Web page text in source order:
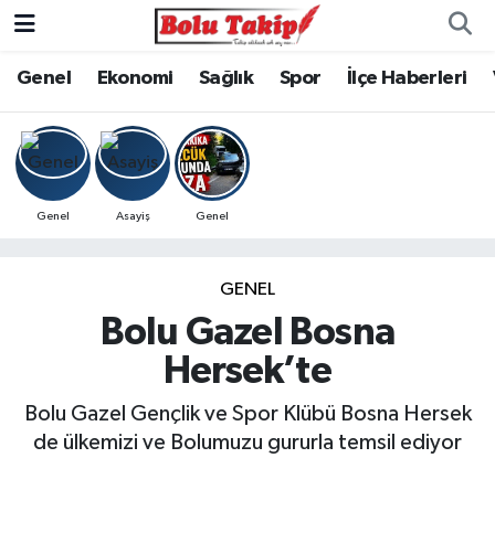
Genel Ekonomi Sağlık Spor İlçe Haberleri
Genel Asayiş Genel
GENEL
Bolu Gazel Bosna
Hersek’te
Bolu Gazel Gençlik ve Spor Klübü Bosna Hersek
de ülkemizi ve Bolumuzu gururla temsil ediyor